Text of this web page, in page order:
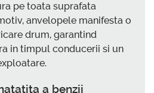
pe toata suprafata
anvelopele manifesta o
drum, garantind
in timpul conducerii si un
a benzii